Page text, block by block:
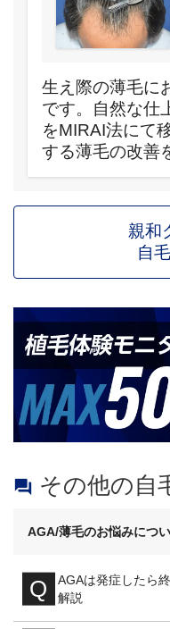
生え際の薄毛に
です。自然な仕
をMIRAI法にて
する薄毛の改善
親和
自
 その他の自
AGA/薄毛のお悩みにつ
AGAは発症したら
解説